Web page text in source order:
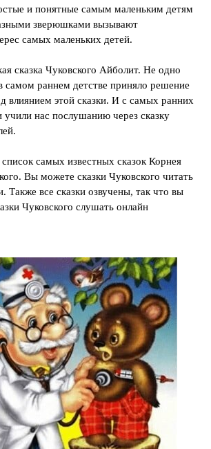
и понятные самым маленьким детям
зверюшками вызывают
самых маленьких детей.
сказка Чуковского Айболит. Не одно
самом раннем детстве приняло решение
влиянием этой сказки. И с самых ранних
учили нас послушанию через сказку
самых известных сказок Корнея
Вы можете сказки Чуковского читать
Также все сказки озвучены, так что вы
Чуковского слушать онлайн